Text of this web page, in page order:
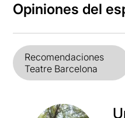
Opiniones del
Recomendaciones
Teatre Barcelona